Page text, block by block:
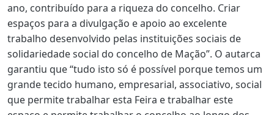
ano, contribuído para a riqueza do concelho. Criar
espaços para a divulgação e apoio ao excelente
trabalho desenvolvido pelas instituições sociais de
solidariedade social do concelho de Mação”. O autarca
garantiu que “tudo isto só é possível porque temos um
grande tecido humano, empresarial, associativo, social
que permite trabalhar esta Feira e trabalhar este